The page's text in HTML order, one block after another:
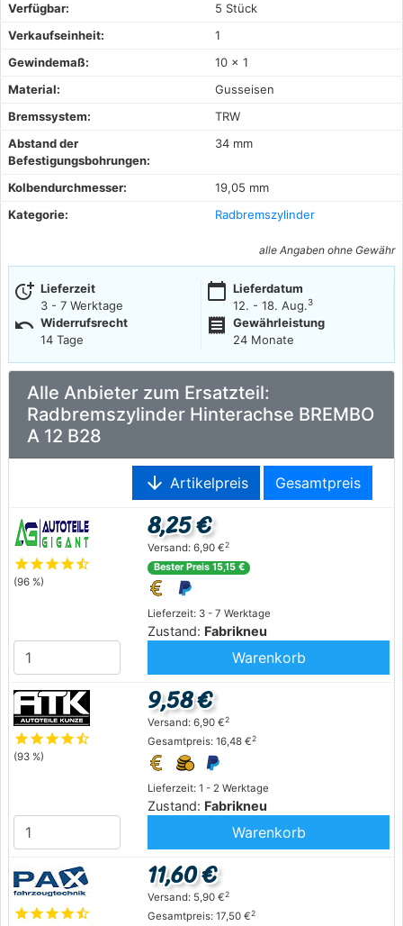
Verfügbar:
5 Stück
Verkaufseinheit:
1
Gewindemaß:
10 x 1
Material:
Gusseisen
Bremssystem:
TRW
Abstand der
Befestigungsbohrungen:
34 mm
Kolbendurchmesser:
19,05 mm
Kategorie:
Radbremszylinder
alle Angaben ohne Gewähr
more_time Lieferzeit
3 - 7 Werktage
calendar_today Lieferdatum
12. - 18. Aug.3
undo Widerrufsrecht
14 Tage
receipt
Gewährleistung
24 Monate
Alle Anbieter zum Ersatzteil:
Radbremszylinder Hinterachse BREMBO
A 12 B28
arrow_downward Artikelpreis Gesamtpreis
starstarstarstarstar_half
(96 %)
Lieferzeit: 3 - 7 Werktage
Zustand: Fabrikneu
8,25 €
Versand: 6,90 €2
Bester Preis 15,15 €
Warenkorb
starstarstarstarstar_half
(93 %)
Lieferzeit: 1 - 2 Werktage
Zustand: Fabrikneu
9,58 €
Versand: 6,90 €2
Gesamtpreis: 16,48 €2
Warenkorb
starstarstarstarstar_half
11,60 €
Versand: 5,90 €2
Gesamtpreis: 17,50 €2